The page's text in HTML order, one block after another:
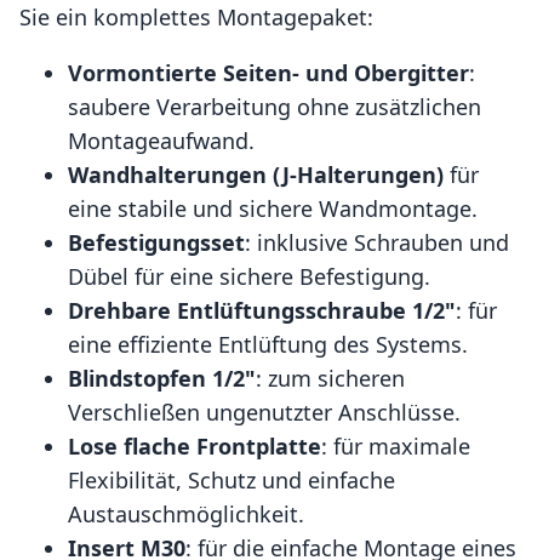
Sie ein komplettes Montagepaket:
Vormontierte Seiten- und Obergitter:
saubere Verarbeitung ohne zusätzlichen
Montageaufwand.
Wandhalterungen (J-Halterungen) für
eine stabile und sichere Wandmontage.
Befestigungsset: inklusive Schrauben und
Dübel für eine sichere Befestigung.
Drehbare Entlüftungsschraube 1/2": für
eine effiziente Entlüftung des Systems.
Blindstopfen 1/2": zum sicheren
Verschließen ungenutzter Anschlüsse.
Lose flache Frontplatte: für maximale
Flexibilität, Schutz und einfache
Austauschmöglichkeit.
Insert M30: für die einfache Montage eines